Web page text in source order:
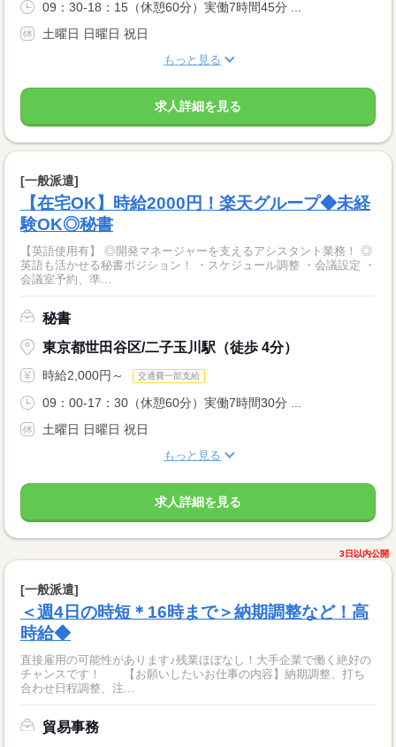
09：30-18：15（休憩60分）実働7時間45分 ...
土曜日 日曜日 祝日
もっと見る
求人詳細を見る
[一般派遣]
【在宅OK】時給2000円！楽天グループ◆未経
験OK◎秘書
【英語使用有】 ◎開発マネージャーを支えるアシスタント業務！ ◎
英語も活かせる秘書ポジション！ ・スケジュール調整 ・会議設定 ・
会議室予約、準...
秘書
東京都世田谷区/二子玉川駅（徒歩 4分）
時給2,000円～ 交通費一部支給
09：00-17：30（休憩60分）実働7時間30分 ...
土曜日 日曜日 祝日
もっと見る
求人詳細を見る
3日以内公開
[一般派遣]
＜週4日の時短＊16時まで＞納期調整など！高
時給◆
直接雇用の可能性があります♪残業ほぼなし！大手企業で働く絶好の
チャンスです！ 【お願いしたいお仕事の内容】納期調整、打ち
合わせ日程調整、注...
貿易事務